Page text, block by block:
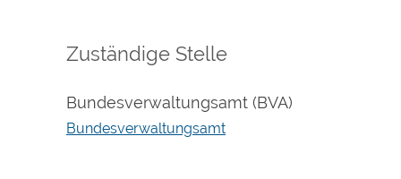
Zuständige Stelle
Bundesverwaltungsamt (BVA)
Bundesverwaltungsamt